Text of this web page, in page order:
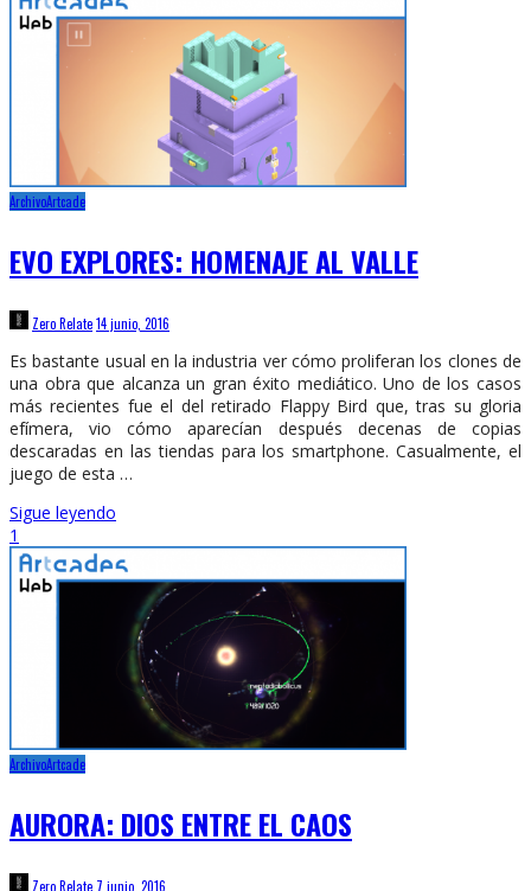
ArchivoArtcade
EVO EXPLORES: HOMENAJE AL VALLE
Zero Relate14 junio, 2016
Es bastante usual en la industria ver cómo proliferan los clones de
una obra que alcanza un gran éxito mediático. Uno de los casos
más recientes fue el del retirado Flappy Bird que, tras su gloria
efímera, vio cómo aparecían después decenas de copias
descaradas en las tiendas para los smartphone. Casualmente, el
juego de esta …
Sigue leyendo
1
ArchivoArtcade
AURORA: DIOS ENTRE EL CAOS
Zero Relate 7 junio, 2016